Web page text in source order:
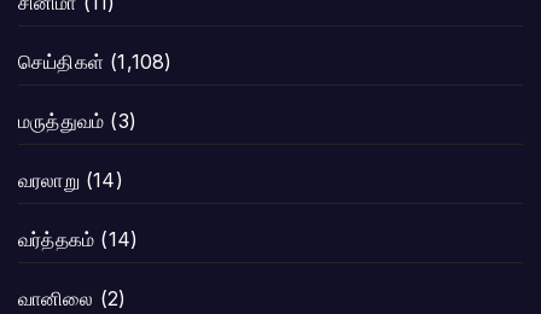
செய்திகள் (1,108)
மருத்துவம் (3)
வரலாறு (14)
வர்த்தகம் (14)
வானிலை (2)